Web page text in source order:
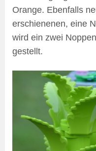
Orange. Ebenfalls
erschienenen, eine
wird ein zwei
gestellt.